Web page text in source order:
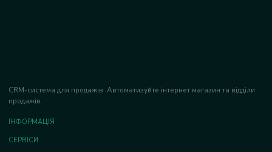
CRM-система для продажів. Автоматизуйте інтернет магазин та відділи
продажів.
ІНФОРМАЦІЯ
СЕРВІСИ